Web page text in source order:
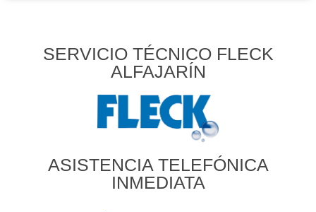
SERVICIO TÉCNICO FLECK
ALFAJARÍN
ASISTENCIA TELEFÓNICA
INMEDIATA